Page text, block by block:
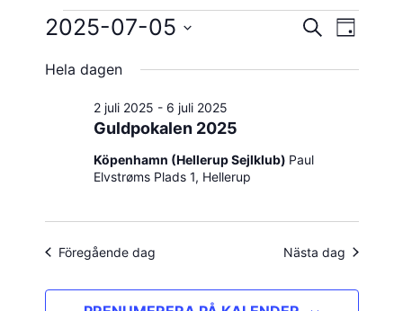
Evenemang
för
SÖK DAG
2025-07-05
datum.
Hela dagen
Guldpokalen 2025
2 juli 2025 - 6 juli 2025
Köpenhamn (Hellerup Sejlklub) Paul
Elvstrøms Plads 1, Hellerup
Föregående dag Nästa dag